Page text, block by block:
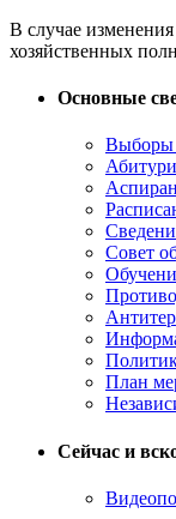
В случае
хозяйственных
Основные
Выборы
Совет
План
Сейчас и